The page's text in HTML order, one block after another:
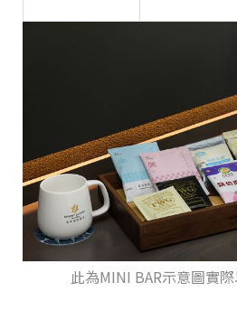
此為MINI BAR示意圖實